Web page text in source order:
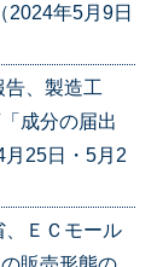
2024年5月9日
、製造工
成分の届出
25日・5月2
ＥＣモール